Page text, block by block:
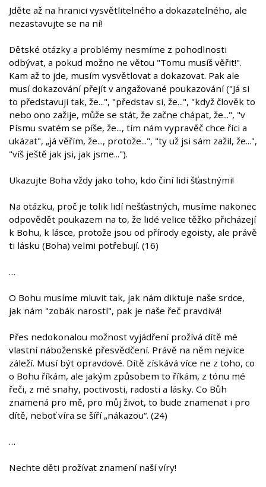
Jděte až na hranici vysvětlitelného a dokazatelného, ale
nezastavujte se na ní!
Dětské otázky a problémy nesmíme z pohodlnosti
odbývat, a pokud možno ne větou "Tomu musíš věřit!".
Kam až to jde, musím vysvětlovat a dokazovat. Pak ale
musí dokazování přejít v angažované poukazování ("Já si
to představuji tak, že...", "představ si, že...", "když člověk to
nebo ono zažije, může se stát, že začne chápat, že...", "v
Písmu svatém se píše, že..., tím nám vypravěč chce říci a
ukázat", „já věřím, že..., protože...", "ty už jsi sám zažil, že...",
"víš ještě jak jsi, jak jsme...").
Ukazujte Boha vždy jako toho, kdo činí lidi šťastnými!
Na otázku, proč je tolik lidí nešťastných, musíme nakonec
odpovědět poukazem na to, že lidé velice těžko přicházejí
k Bohu, k lásce, protože jsou od přírody egoisty, ale právě
ti lásku (Boha) velmi potřebují. (16)
…
O Bohu musíme mluvit tak, jak nám diktuje naše srdce,
jak nám "zobák narostl", pak je naše řeč pravdivá!
Přes nedokonalou možnost vyjádření prožívá dítě mé
vlastní náboženské přesvědčení. Právě na něm nejvíce
záleží. Musí být opravdové. Dítě získává více ne z toho, co
o Bohu říkám, ale jakým způsobem to říkám, z tónu mé
řeči, z mé snahy, poctivosti, radosti a lásky. Co Bůh
znamená pro mě, pro můj život, to bude znamenat i pro
dítě, neboť víra se šíří „nákazou“. (24)
…
Nechte děti prožívat znamení naší víry!